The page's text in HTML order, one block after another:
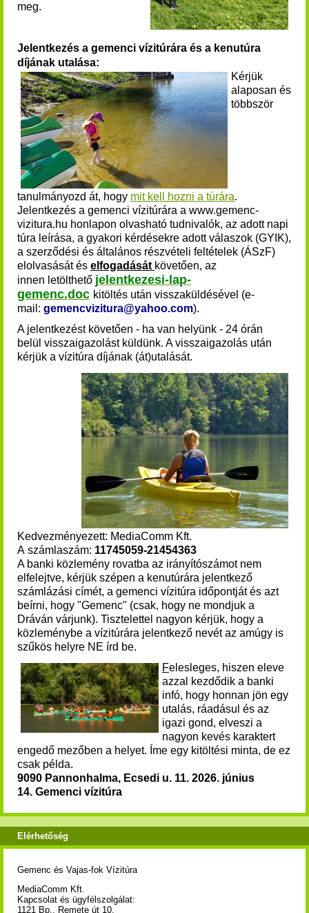
meg.
Jelentkezés a gemenci vízitúrára és a kenutúra
díjának utalása:
Kérjük
alaposan és
többször
tanulmányozd át, hogy mit kell hozni a túrára.
Jelentkezés a gemenci vízitúrára a www.gemenc-
vizitura.hu honlapon olvasható tudnivalók, az adott napi
túra leírása, a gyakori kérdésekre adott válaszok (GYIK),
a szerződési és általános részvételi feltételek (ÁSzF)
elolvasását és elfogadását követően, az
innen letölthető jelentkezesi-lap-
gemenc.doc kitöltés után visszaküldésével (e-
mail: gemencvizitura@yahoo.com).
A jelentkezést követően - ha van helyünk - 24 órán
belül visszaigazolást küldünk. A visszaigazolás után
kérjük a vízitúra díjának (át)utalását.
Kedvezményezett: MediaComm Kft.
A számlaszám: 11745059-21454363
A banki közlemény rovatba az irányítószámot nem
elfelejtve, kérjük szépen a kenutúrára jelentkező
számlázási címét, a gemenci vízitúra időpontját és azt
beírni, hogy "Gemenc" (csak, hogy ne mondjuk a
Dráván várjunk). Tisztelettel nagyon kérjük, hogy a
közleménybe a vízitúrára jelentkező nevét az amúgy is
szűkös helyre NE írd be.
Felesleges, hiszen eleve
azzal kezdődik a banki
infó, hogy honnan jön egy
utalás, ráadásul és az
igazi gond, elveszi a
nagyon kevés karaktert
engedő mezőben a helyet. Íme egy kitöltési minta, de ez
csak példa.
9090 Pannonhalma, Ecsedi u. 11. 2026. június
14. Gemenci vízitúra
Elérhetőség
Gemenc és Vajas-fok Vízitúra
MediaComm Kft.
Kapcsolat és ügyfélszolgálat:
1121 Bp., Remete út 10.